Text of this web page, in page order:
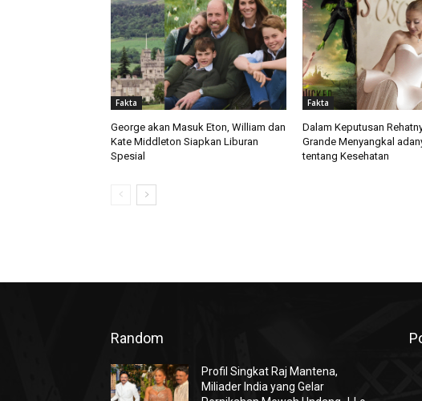
Fakta
George akan Masuk Eton, William dan
Kate Middleton Siapkan Liburan
Spesial
Fakta
Dalam Keputusan
Grande Menyangkal
tentang Kesehatan
Random
Profil Singkat Raj Mantena,
Miliader India yang Gelar